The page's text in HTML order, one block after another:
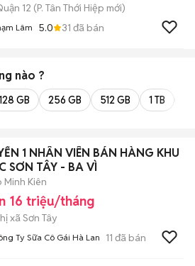
12 (P. Tân Thới Hiệp mới)
Lâm 5.0 31 đã bán
nào ?
GB 256 GB 512 GB 1 TB
1 NHÂN VIÊN BÁN HÀNG KHU
SƠN TÂY - BA VÌ
Minh Kiên
16 triệu/tháng
xã Sơn Tây
Ty Sữa Cô Gái Hà Lan 11 đã bán